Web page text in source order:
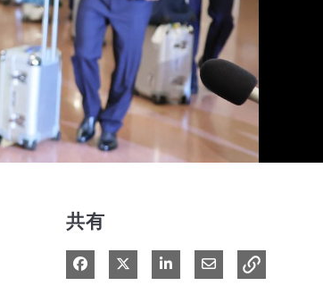
共有
Facebook で共有
Xで共有する
LinkedIn で共有電子メールで共有